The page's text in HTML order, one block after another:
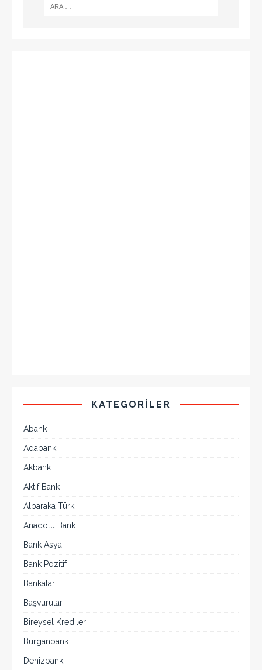
KATEGORILER
Abank
Adabank
Akbank
Aktif Bank
Albaraka Türk
Anadolu Bank
Bank Asya
Bank Pozitif
Bankalar
Başvurular
Bireysel Krediler
Burganbank
Denizbank